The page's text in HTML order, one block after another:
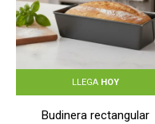
LLEGA HOY
Budinera rectangular